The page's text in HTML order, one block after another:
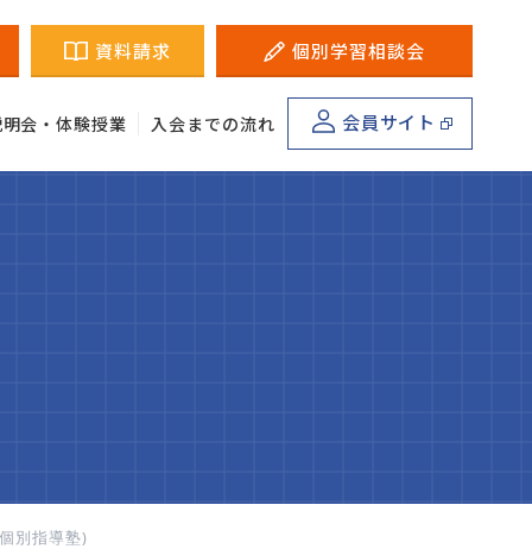
会・体験授業 入会までの流れ
資料請求 個別学習相談会
会員サイト
別指導塾)